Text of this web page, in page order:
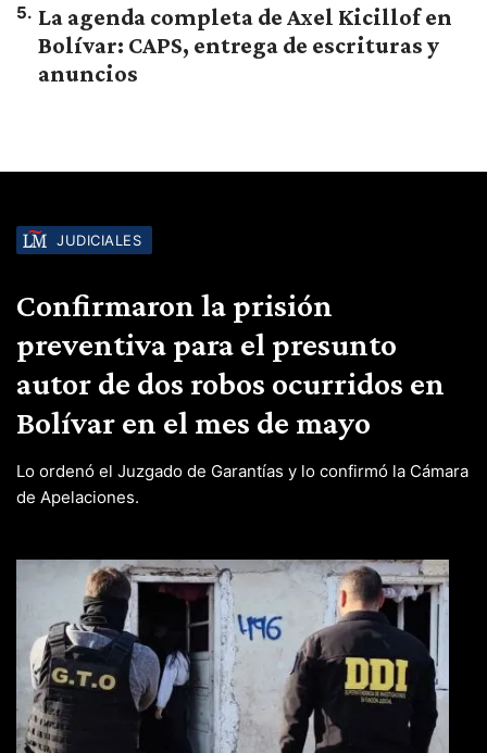
5. La agenda completa de Axel Kicillof en
Bolívar: CAPS, entrega de escrituras y
anuncios
JUDICIALES
Confirmaron la prisión
preventiva para el presunto
autor de dos robos ocurridos en
Bolívar en el mes de mayo
Lo ordenó el Juzgado de Garantías y lo confirmó la Cámara
de Apelaciones.